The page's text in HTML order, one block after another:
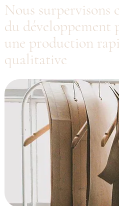
Nous surpervisons
du développement
une production
qualitative